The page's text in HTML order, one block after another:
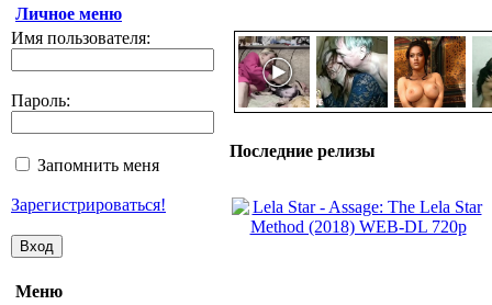
Личное меню
Имя пользователя:
Пароль:
Запомнить меня
Зарегистрироваться!
Меню
Последние релизы